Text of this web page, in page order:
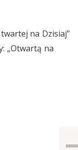
na Dzisiaj”
„Otwartą na